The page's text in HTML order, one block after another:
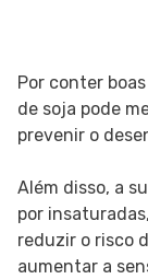
Por conter
de soja pode
prevenir o
Além disso, a
por
reduzir o risco
aumentar a